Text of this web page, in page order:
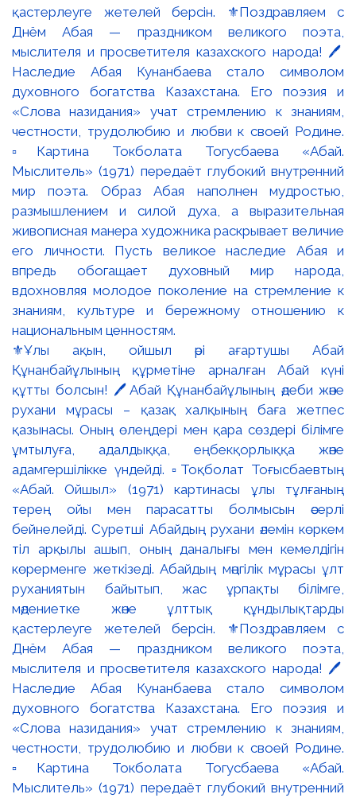
⚜️Ұлы ақын, ойшыл әрі ағартушы Абай
Құнанбайұлының құрметіне арналған Абай күні
құтты болсын! 🖊️Абай Құнанбайұлының әдеби және
рухани мұрасы – қазақ халқының баға жетпес
қазынасы. Оның өлеңдері мен қара сөздері білімге
ұмтылуға, адалдыққа, еңбекқорлыққа және
адамгершілікке үндейді. ▫️Тоқболат Тоғысбаевтың
«Абай. Ойшыл» (1971) картинасы ұлы тұлғаның
терең ойы мен парасатты болмысын әсерлі
бейнелейді. Суретші Абайдың рухани әлемін көркем
тіл арқылы ашып, оның даналығы мен кемелдігін
көрерменге жеткізеді. Абайдың мәңгілік мұрасы ұлт
руханиятын байытып, жас ұрпақты білімге,
мәдениетке және ұлттық құндылықтарды
қастерлеуге жетелей берсін. ⚜️Поздравляем с
Днём Абая — праздником великого поэта,
мыслителя и просветителя казахского народа! 🖊️
Наследие Абая Кунанбаева стало символом
духовного богатства Казахстана. Его поэзия и
«Слова назидания» учат стремлению к знаниям,
честности, трудолюбию и любви к своей Родине.
▫️Картина Токболата Тогусбаева «Абай.
Мыслитель» (1971) передаёт глубокий внутренний